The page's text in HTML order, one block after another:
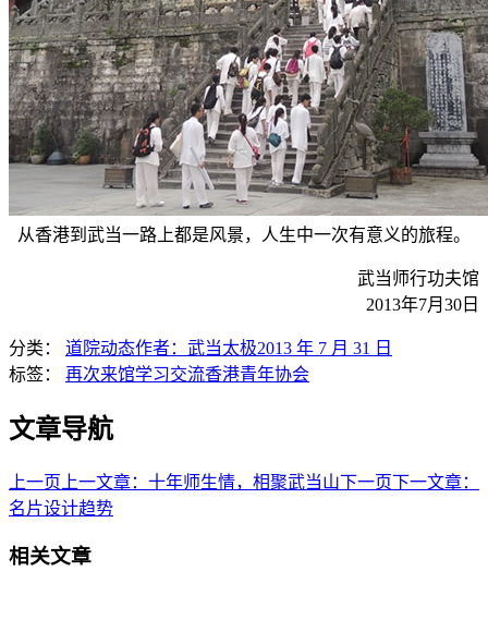
从香港到武当一路上都是风景，人生中一次有意义的旅程。
武当师行功夫馆
2013年7月30日
分类： 道院动态作者： 武当太极2013 年 7 月 31 日
标签： 再次来馆学习交流香港青年协会
文章导航
上一页 上一文章： 十年师生情，相聚武当山下一页下一文章：
名片设计趋势
相关文章